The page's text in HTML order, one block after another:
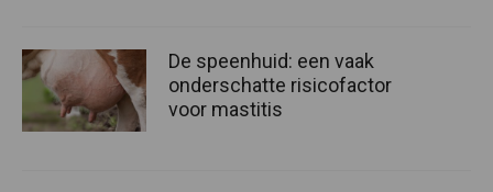
De speenhuid: een vaak
onderschatte risicofactor
voor mastitis